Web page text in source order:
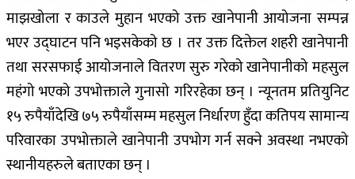
माझखोला र काउले मुहान भएको उक्त खानेपानी आयोजना सम्पन्न
भएर उद्घाटन पनि भइसकेको छ । तर उक्त दिक्तेल शहरी खानेपानी
तथा सरसफाई आयोजनाले वितरण सुरु गरेको खानेपानीको महसुल
महंगो भएको उपभोक्ताले गुनासो गरिरहेका छन् । न्यूनतम प्रतियुनिट
१५ रुपैयाँदेखि ७५ रुपैयाँसम्म महसुल निर्धारण हुँदा कतिपय सामान्य
परिवारका उपभोक्ताले खानेपानी उपभोग गर्न सक्ने अवस्था नभएको
स्थानीयहरुले बताएका छन् ।